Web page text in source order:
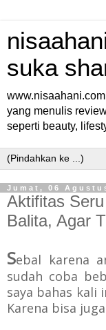
suka
yang menulis
seperti beauty,
Jumat, 06
Aktifitas
Balita, Agar
Sebal karena
sudah coba
saya bahas kali
Karena bisa juga